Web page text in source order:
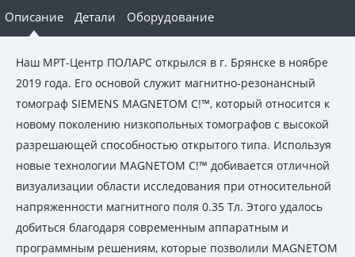
Описание Детали Оборудование
Наш МРТ-Центр ПОЛАРС открылся в г. Брянске в ноябре
2019 года. Его основой служит магнитно-резонансный
томограф SIEMENS MAGNETOM C!™, который относится к
новому поколению низкопольных томографов с высокой
разрешающей способностью открытого типа. Используя
новые технологии MAGNETOM C!™ добивается отличной
визуализации области исследования при относительной
напряженности магнитного поля 0.35 Тл. Этого удалось
добиться благодаря современным аппаратным и
программным решениям, которые позволили MAGNETOM